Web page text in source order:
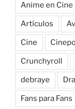
Anime en Cine
Artículos
Cine
Crunchyroll
debraye
Fans para Fans